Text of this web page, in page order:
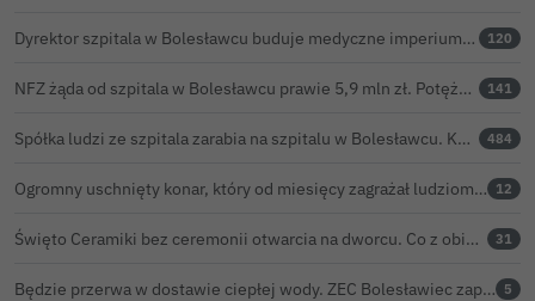
Dyrektor szpitala w Bolesławcu buduje medyczne imperium. „Gazeta Wyborcza” opisuje jego działalność w całej Polsce 120
NFZ żąda od szpitala w Bolesławcu prawie 5,9 mln zł. Potężny cios po kontroli rozliczeń 141
Spółka ludzi ze szpitala zarabia na szpitalu w Bolesławcu. Kwoty pozostają tajne 484
Ogromny uschnięty konar, który od miesięcy zagrażał ludziom w Bolesławcu, wycięty 12
Święto Ceramiki bez ceremonii otwarcia na dworcu. Co z obietnicą prezydenta Bolesławca? 31
Będzie przerwa w dostawie ciepłej wody. ZEC Bolesławiec zapowiada prace remontowe 5